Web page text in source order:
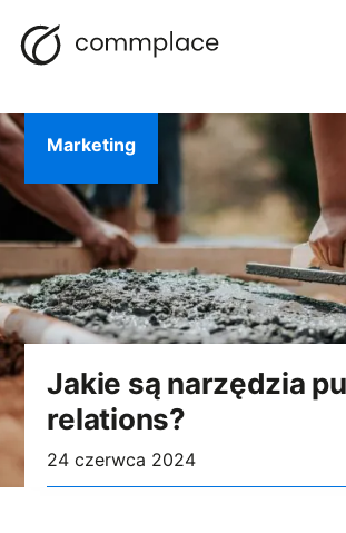
Przejdź
do
Nawigacja
BLOG
Jakie są narzędzia
relations?
24 czerwca 2024
Marketing